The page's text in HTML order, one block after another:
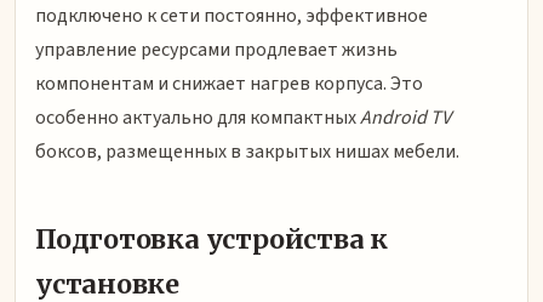
подключено к сети постоянно, эффективное
управление ресурсами продлевает жизнь
компонентам и снижает нагрев корпуса. Это
особенно актуально для компактныхAndroid TV
боксов, размещенных в закрытых нишах мебели.
Подготовка устройства к
установке